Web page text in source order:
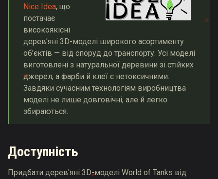
Nice Idea, що
постачає
високоякісні
дерев'яні 3D-моделі широкого асортименту
об'єктів — від споруд до транспорту. Усі моделі
виготовлені з натуральної деревини зі стійких
джерел, а фарби й клеї є нетоксичними.
Завдяки сучасним технологіям виробництва
моделі не лише довговічні, але й легко
збираються.
Доступність
Придбати дерев'яні 3D-моделі World of Tanks від